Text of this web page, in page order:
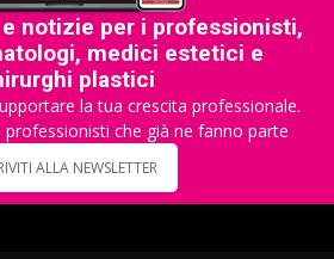
notizie per i professionisti,
medici estetici e
plastici
la tua crescita professionale.
professionisti che già ne fanno parte
ALLA NEWSLETTER